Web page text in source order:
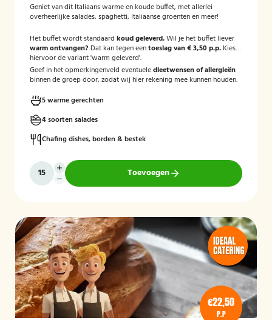
Geniet van dit Italiaans warme en koude buffet, met allerlei
overheerlijke salades, spaghetti, Italiaanse groenten en meer!
Het buffet wordt standaard koud geleverd.Wil je het buffet liever
warm ontvangen? Dat kan tegen eentoeslag van € 3,50 p.p. Kies
hiervoor de variant 'warm geleverd'.
Geef in het opmerkingenveld eventueledieetwensen of allergieën
binnen de groep door, zodat wij hier rekening mee kunnen houden.
5 warme gerechten
4 soorten salades
Chafing dishes, borden & bestek
Toevoegen
€22,50
P.P